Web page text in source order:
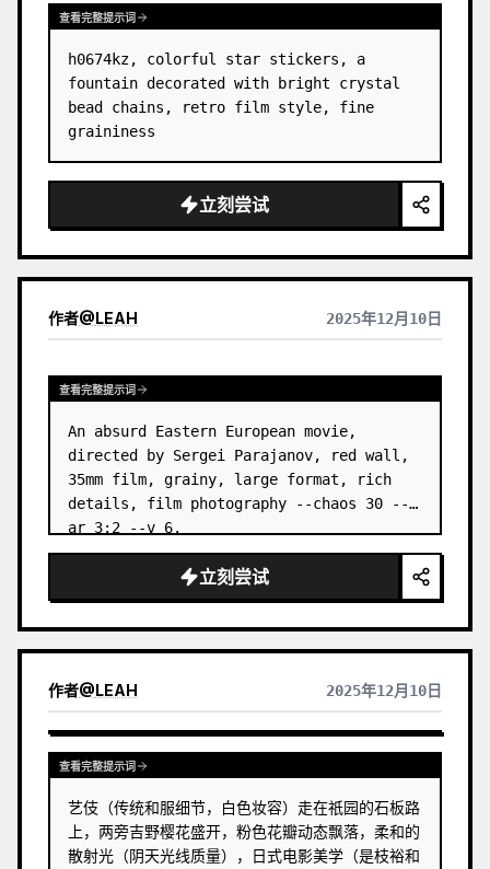
查看完整提示词
h0674kz, colorful star stickers, a
fountain decorated with bright crystal
bead chains, retro film style, fine
graininess
立刻尝试
作者@LEAH 2025年12月10日
查看完整提示词
An absurd Eastern European movie,
directed by Sergei Parajanov, red wall,
35mm film, grainy, large format, rich
details, film photography --chaos 30 --
ar 3:2 --v 6.
立刻尝试
作者@LEAH 2025年12月10日
查看完整提示词
艺伎（传统和服细节，白色妆容）走在祇园的石板路
上，两旁吉野樱花盛开，粉色花瓣动态飘落，柔和的
散射光（阴天光线质量），日式电影美学（是枝裕和